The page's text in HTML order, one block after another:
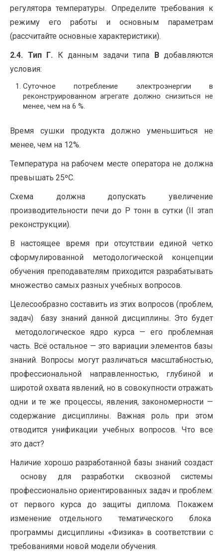
регулятора температуры. Определите требования к
режиму его работы и основным параметрам
(рассчитайте основные характеристики).
2.4. Тип Г. К данным задачи типа Вдобавляются
условия:
Суточное потребление электроэнергии в
реконструированном агрегате должно снизиться не
менее, чем на 6 %.
Время сушки продукта должно уменьшиться не
менее, чем на 12%.
Температура на рабочем месте оператора не должна
превышать 25ºС.
Схема должна допускать увеличение
производительности печи до Р тонн в сутки (II этап
реконструкции).
В настоящее время при отсутствии единой четко
сформулированной методологической концепции
обучения преподавателям приходится разрабатывать
множество самых разных учебных вопросов.
Целесообразно составить из этих вопросов (проблем,
задач) базу знаний данной дисциплины. Это будет
методологическое ядро курса — его проблемная
часть. Всё остальное — это вариации элементов базы
знаний. Вопросы могут различаться масштабностью,
профессиональной направленностью, глубиной и
широтой охвата явлений, но в совокупности отражать
одни и те же процессы, явления, закономерности —
содержание дисциплины. Важная роль при этом
отводится унификации учебных вопросов. Что все
это даст?
Наличие хорошо разработанной базы знаний создаст
основу для разработки сквозной системы
профессионально ориентированных задач и проблем:
от первого курса до защиты диплома. Покажем
изменение отдельного тематического блока
программы дисциплины «Физика» в соответствии с
требованиями новой модели обучения.